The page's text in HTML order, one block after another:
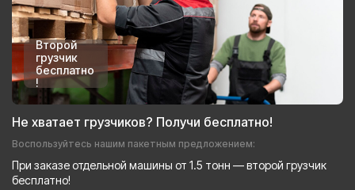
Второй
грузчик
бесплатно
!
Не хватает грузчиков? Получи бесплатно!
Воспользуйтесь нашим пакетным предложением:
При заказе отдельной машины от 1.5 тонн — второй грузчик
бесплатно!